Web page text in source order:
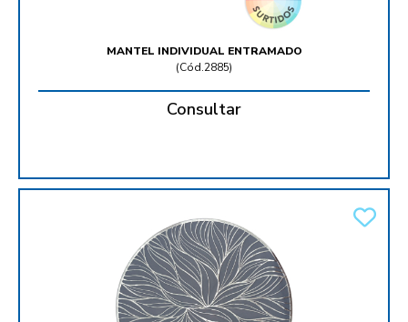
MANTEL INDIVIDUAL ENTRAMADO
(Cód.2885)
Consultar